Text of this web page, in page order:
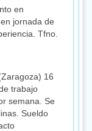
en
jornada de
Tfno.
16
trabajo
semana. Se
Sueldo